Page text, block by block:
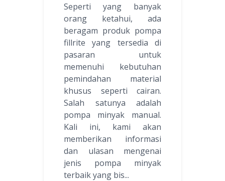
Seperti yang banyak
orang ketahui, ada
beragam produk pompa
fillrite yang tersedia di
pasaran untuk
memenuhi kebutuhan
pemindahan material
khusus seperti cairan.
Salah satunya adalah
pompa minyak manual.
Kali ini, kami akan
memberikan informasi
dan ulasan mengenai
jenis pompa minyak
terbaik yang bis...